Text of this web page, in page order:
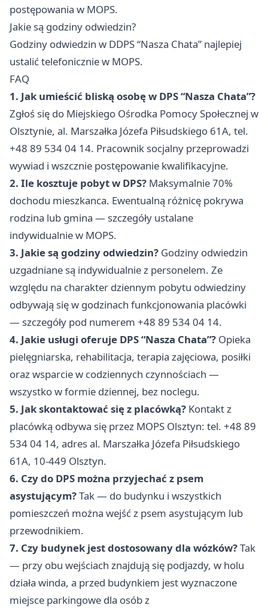
postępowania w MOPS.
Jakie są godziny odwiedzin?
Godziny odwiedzin w DDPS “Nasza Chata” najlepiej
ustalić telefonicznie w MOPS.
FAQ
1. Jak umieścić bliską osobę w DPS “Nasza Chata”?
Zgłoś się do Miejskiego Ośrodka Pomocy Społecznej w
Olsztynie, al. Marszałka Józefa Piłsudskiego 61A, tel.
+48 89 534 04 14. Pracownik socjalny przeprowadzi
wywiad i wszcznie postępowanie kwalifikacyjne.
2. Ile kosztuje pobyt w DPS? Maksymalnie 70%
dochodu mieszkanca. Ewentualną różnicę pokrywa
rodzina lub gmina — szczegóły ustalane
indywidualnie w MOPS.
3. Jakie są godziny odwiedzin? Godziny odwiedzin
uzgadniane są indywidualnie z personelem. Ze
względu na charakter dziennym pobytu odwiedziny
odbywają się w godzinach funkcjonowania placówki
— szczegóły pod numerem +48 89 534 04 14.
4. Jakie usługi oferuje DPS “Nasza Chata”? Opieka
pielęgniarska, rehabilitacja, terapia zajęciowa, posiłki
oraz wsparcie w codziennych czynnościach —
wszystko w formie dziennej, bez noclegu.
5. Jak skontaktować się z placówką? Kontakt z
placówką odbywa się przez MOPS Olsztyn: tel. +48 89
534 04 14, adres al. Marszałka Józefa Piłsudskiego
61A, 10-449 Olsztyn.
6. Czy do DPS można przyjechać z psem
asystującym?Tak — do budynku i wszystkich
pomieszczeń można wejść z psem asystującym lub
przewodnikiem.
7. Czy budynek jest dostosowany dla wózków?Tak
— przy obu wejściach znajdują się podjazdy, w holu
działa winda, a przed budynkiem jest wyznaczone
miejsce parkingowe dla osób z